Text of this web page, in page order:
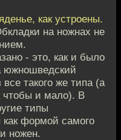
как устроены.
на ножнах не
- это, как и было
южношведский
такого же типа (а
чтобы и мало). В
типы
формой самого
ножен.